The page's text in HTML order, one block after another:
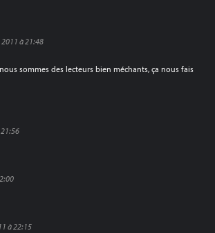
à 21:48
sommes des lecteurs bien méchants, ça nous fais
à 22:15